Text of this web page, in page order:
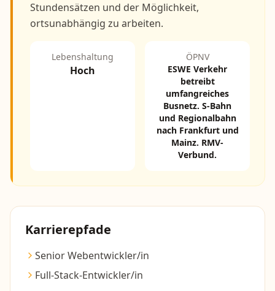
Stundensätzen und der Möglichkeit,
ortsunabhängig zu arbeiten.
Lebenshaltung
Hoch
ÖPNV
ESWE Verkehr
betreibt
umfangreiches
Busnetz. S-Bahn
und Regionalbahn
nach Frankfurt und
Mainz. RMV-
Verbund.
Karrierepfade
Senior Webentwickler/in
Full-Stack-Entwickler/in